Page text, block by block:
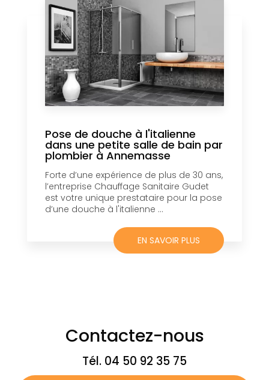
Pose de douche à l'italienne
dans une petite salle de bain par
plombier à Annemasse
Forte d’une expérience de plus de 30 ans,
l’entreprise Chauffage Sanitaire Gudet
est votre unique prestataire pour la pose
d’une douche à l'italienne ...
EN SAVOIR PLUS
Contactez-nous
Tél. 04 50 92 35 75